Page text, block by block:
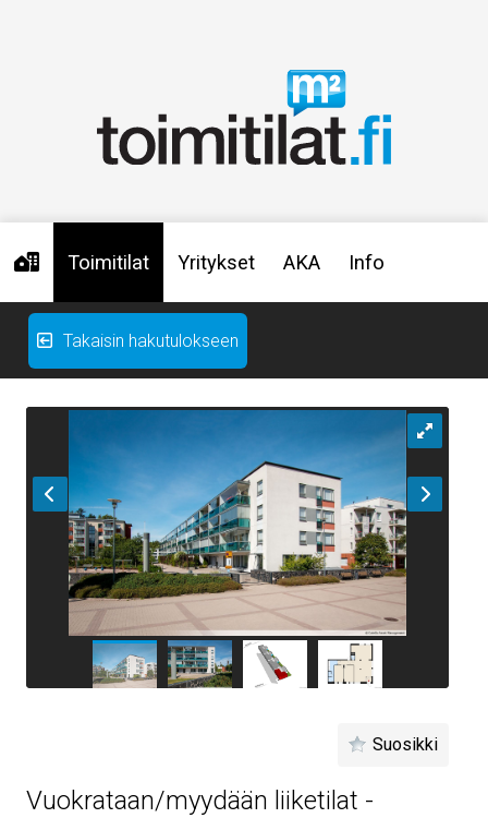
Toimitilat Yritykset AKA Info
Takaisin hakutulokseen
Suosikki
Vuokrataan/myydään liiketilat -